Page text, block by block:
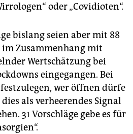
oder „Covidioten“.
bislang seien aber mit 88
Zusammenhang mit
Wertschätzung bei
eingegangen. Bei
wer öffnen dürfe
als verheerendes Signal
31 Vorschläge gebe es für